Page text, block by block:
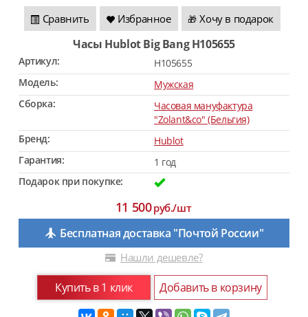
Сравнить Избранное 🎁 Хочу в подарок
Часы Hublot Big Bang H105655
Артикул:
H105655
Модель:
Мужская
Сборка:
Часовая мануфактура
"Zolant&co" (Бельгия)
Бренд:
Hublot
Гарантия:
1 год
Подарок при покупке:
11 500руб./шт
Бесплатная доставка "Почтой России"
Нашли дешевле?
Купить в 1 клик Добавить в корзину